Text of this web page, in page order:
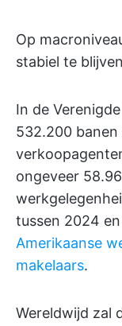
Op
stabiel te
In de
532.200 banen
ongeveer
tussen 2024
Amerikaanse
makelaars.
Wereldwijd zal